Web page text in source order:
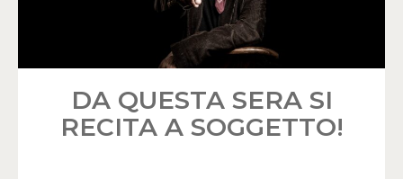
DA QUESTA SERA SI
RECITA A SOGGETTO!